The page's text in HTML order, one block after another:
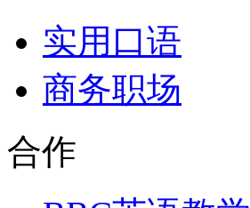
实用口语
商务职场
合作